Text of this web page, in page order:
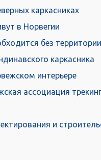
каркасниках
в Норвегии
без
каркасника
интерьере
ассоциация
и